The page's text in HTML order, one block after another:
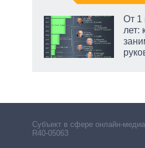
От 1
лет:
Субъект в сфере онлайн-
R40-05063